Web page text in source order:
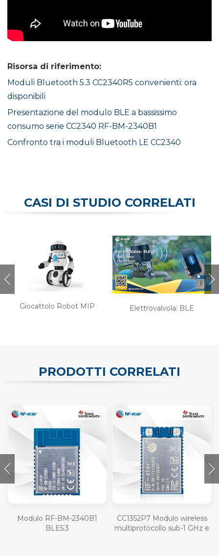
Risorsa di riferimento:
Moduli Bluetooth 5.3 CC2340R5 convenienti: ora
disponibili
Presentazione del modulo BLE a bassissimo
consumo serie CC2340 RF-BM-2340B1
Confronto tra i moduli Bluetooth LE CC2340
CASI DI STUDIO CORRELATI
Giocattolo Robot MIP Elettrovalvola: BLE
PRODOTTI CORRELATI
Modulo RF-BM-2340B1
BLE5.3
CC1352P7 Modulo wireless
multiprotocollo sub-1 GHz e